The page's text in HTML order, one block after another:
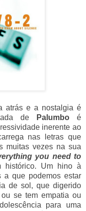
atrás e a nostalgia é
de
Palumbo é
inerente ao
nas letras que
muitas vezes na sua
you need to
Um hino à
a que podemos estar
de sol, que digerido
se tem empatia ou
para uma